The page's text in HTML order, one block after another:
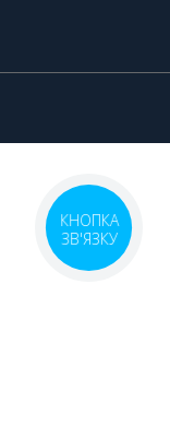
КНОПКА
ЗВ'ЯЗКУ